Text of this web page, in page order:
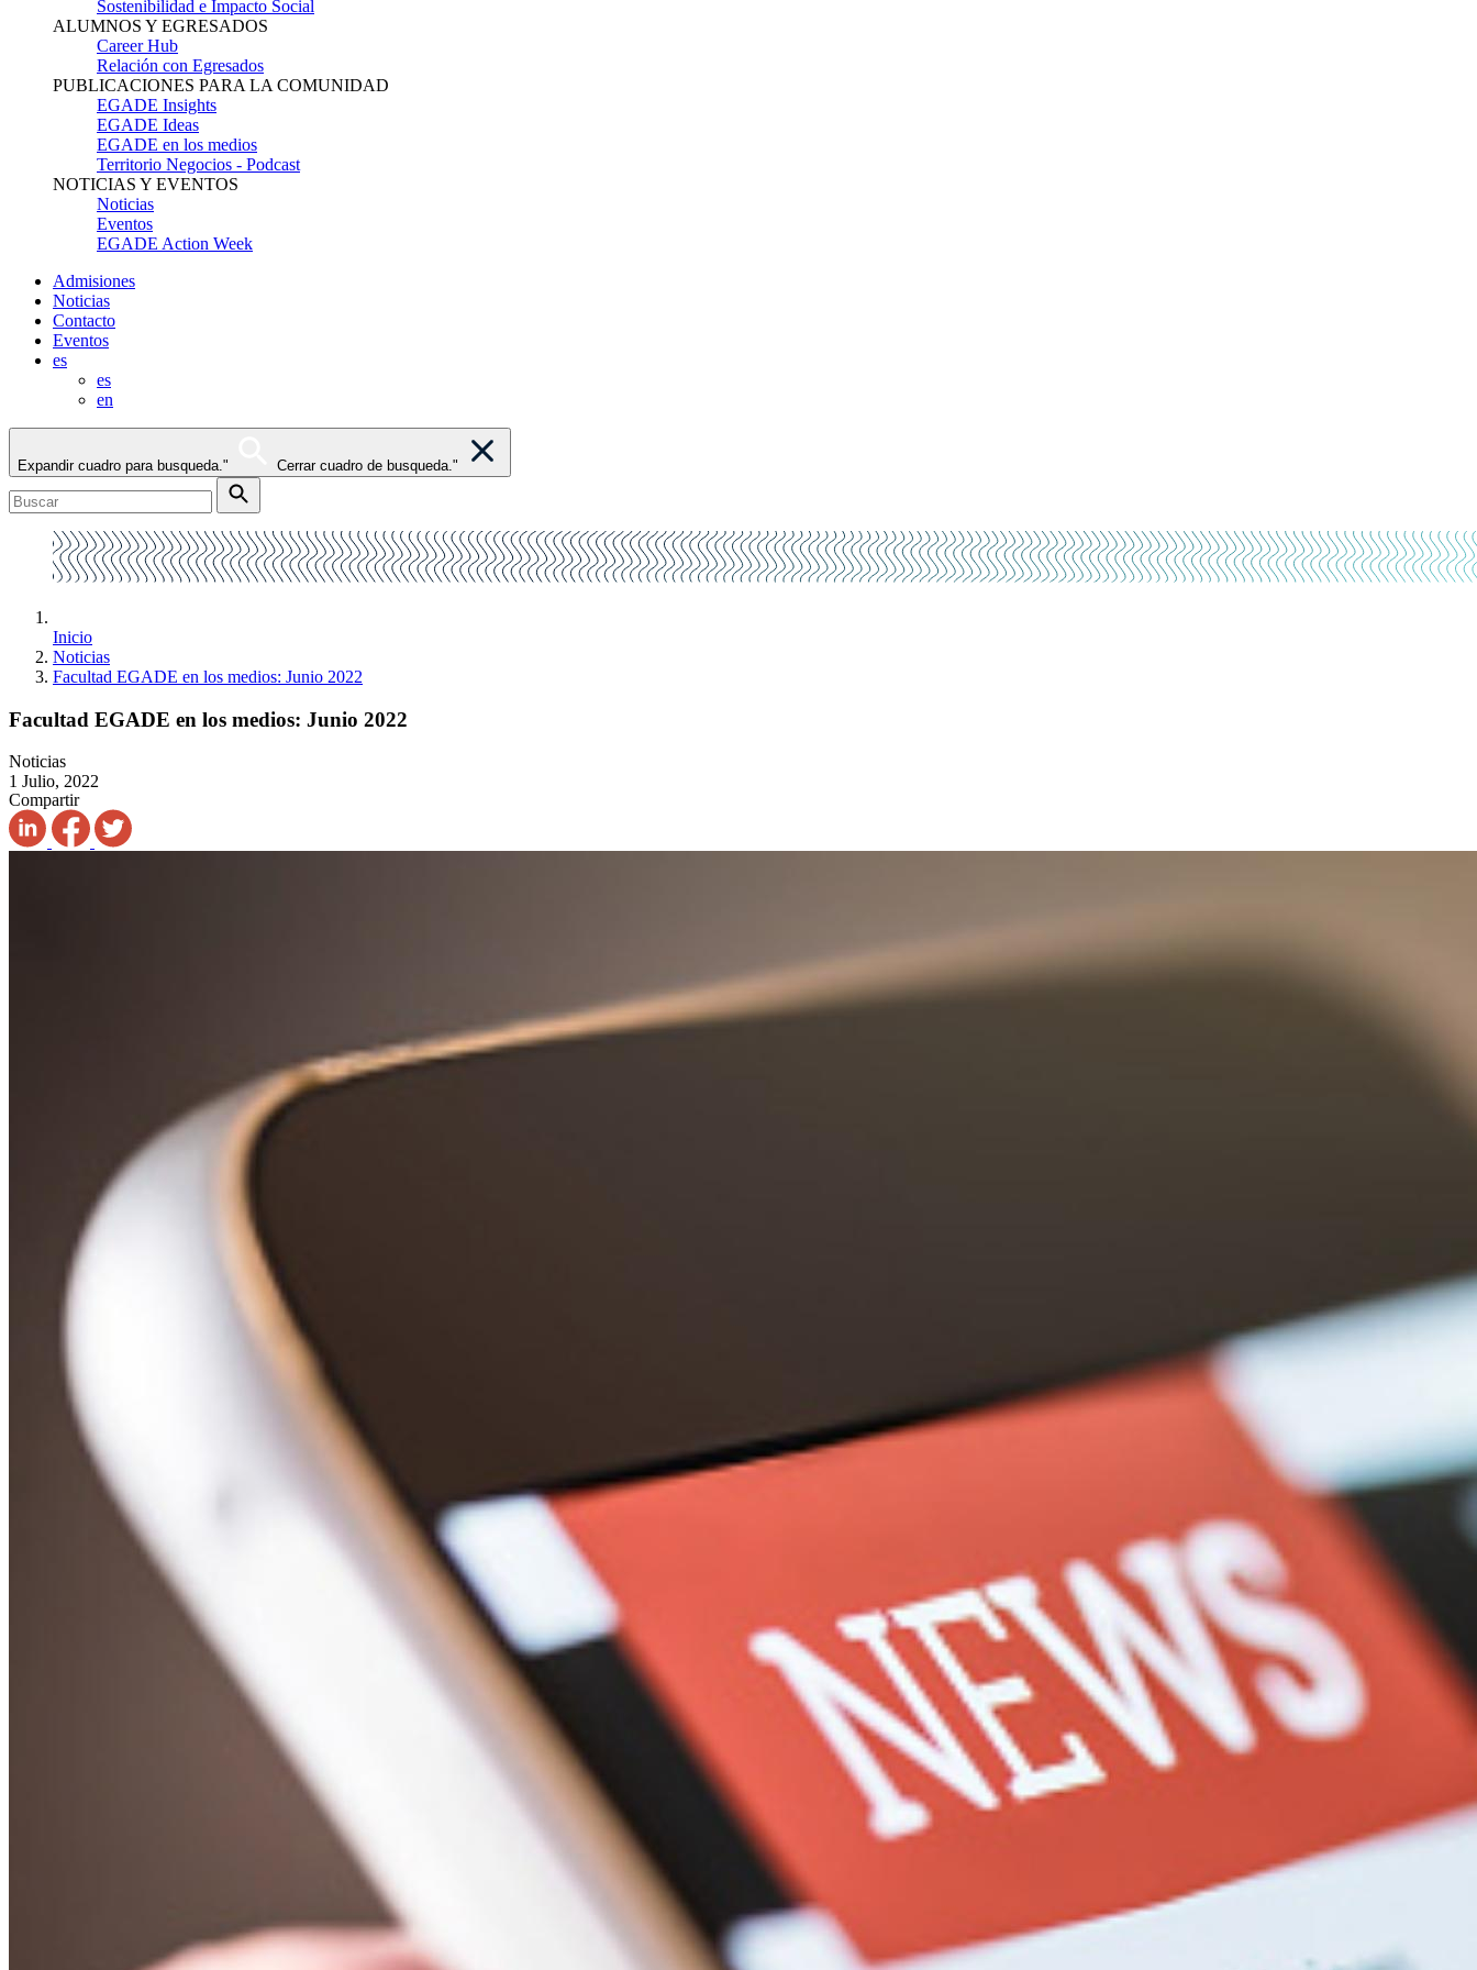
Sostenibilidad e Impacto Social
ALUMNOS Y EGRESADOS
Career Hub
Relación con Egresados
PUBLICACIONES PARA LA COMUNIDAD
EGADE Insights
EGADE Ideas
EGADE en los medios
Territorio Negocios - Podcast
NOTICIAS Y EVENTOS
Noticias
Eventos
EGADE Action Week
Admisiones
Noticias
Contacto
Eventos
es
es
en
Expandir cuadro para busqueda." Cerrar cuadro de busqueda."
Inicio
Noticias
Facultad EGADE en los medios: Junio 2022
Facultad EGADE en los medios: Junio 2022
Noticias
1 Julio, 2022
Compartir